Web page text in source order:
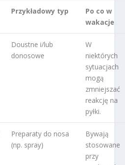
Przykładowy typ
Po co w
wakacje
Doustne i/lub
donosowe
W
niektórych
sytuacjach
mogą
zmniejszać
reakcję na
pyłki.
Preparaty do nosa
(np. spray)
Bywają
stosowane
przy